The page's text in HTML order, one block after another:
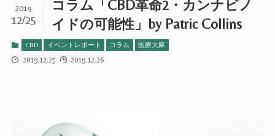
コラム「CBD革命2・カンナビノ
イドの可能性」by Patric Collins
2019
12/25
CBD イベントレポート コラム 医療大麻
2019.12.25 2019.12.26